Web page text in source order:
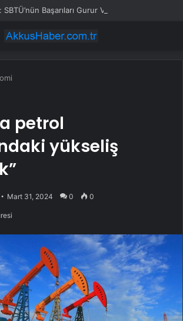
Başarıları Gurur Verici
petrol
yükseliş
Mart 31, 2024 0 0